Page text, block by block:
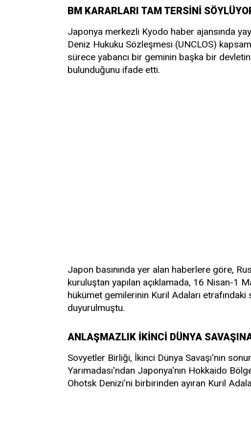
BM KARARLARI TAM TERSİNİ
Japonya merkezli Kyodo haber ajansında
Deniz Hukuku Sözleşmesi (UNCLOS)
sürece yabancı bir geminin başka bir devletin
bulunduğunu ifade etti.
Japon basınında yer alan haberlere göre,
kuruluştan yapılan açıklamada, 16 Nisan-1
hükümet gemilerinin Kuril Adaları etrafındaki
duyurulmuştu.
ANLAŞMAZLIK İKİNCİ DÜNYA
Sovyetler Birliği, İkinci Dünya Savaşı'nın
Yarımadası'ndan Japonya'nın Hokkaido
Ohotsk Denizi'ni birbirinden ayıran Kuril